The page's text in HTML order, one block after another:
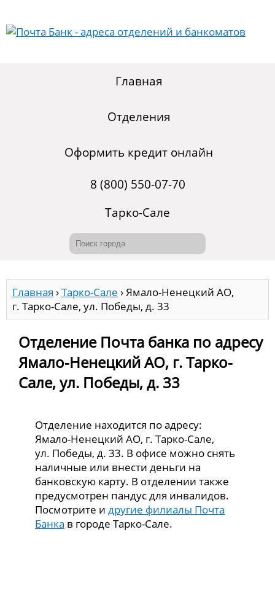
Главная
Отделения
Оформить кредит онлайн
8 (800) 550-07-70
Тарко-Сале
Главная ›Тарко-Сале ›Ямало-Ненецкий АО,
г. Тарко-Сале, ул. Победы, д. 33
Отделение Почта банка по адресу
Ямало-Ненецкий АО, г. Тарко-
Сале, ул. Победы, д. 33
Отделение находится по адресу:
Ямало-Ненецкий АО, г. Тарко-Сале,
ул. Победы, д. 33. В офисе можно снять
наличные или внести деньги на
банковскую карту. В отделении также
предусмотрен пандус для инвалидов.
Посмотрите идругие филиалы Почта
Банка в городе Тарко-Сале.